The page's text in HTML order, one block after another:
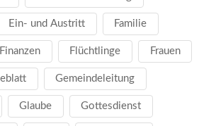
Ein- und Austritt Familie
Finanzen Flüchtlinge Frauen
Gemeindeleitung
Glaube Gottesdienst